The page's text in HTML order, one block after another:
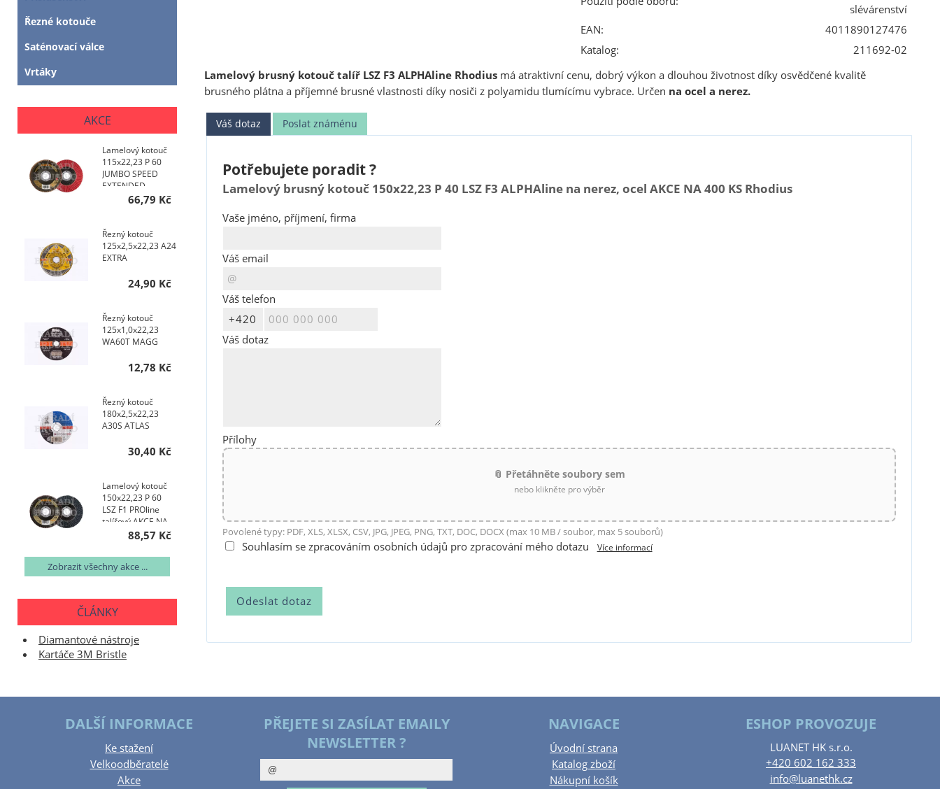
slévárenství
EAN:
4011890127476
Katalog:
211692-02
Lamelový brusný kotouč talíř LSZ F3 ALPHAline Rhodius má atraktivní cenu, dobrý výkon a dlouhou životnost díky osvědčené kvalitě
brusného plátna a příjemné brusné vlastnosti díky nosiči z polyamidu tlumícímu vybrace. Určen na ocel a nerez.
Váš dotaz Poslat známénu
Potřebujete poradit ?
Lamelový brusný kotouč 150x22,23 P 40 LSZ F3 ALPHAline na nerez, ocel AKCE NA 400 KS Rhodius
Vaše jméno, příjmení, firma
Váš email
Váš telefon
Váš dotaz
Přílohy
📎 Přetáhněte soubory sem
nebo klikněte pro výběr
Povolené typy: PDF, XLS, XLSX, CSV, JPG, JPEG, PNG, TXT, DOC, DOCX (max 10 MB / soubor, max 5 souborů)
Souhlasím se zpracováním osobních údajů pro zpracování mého dotazu Více informací
Řezné kotouče
Saténovací válce
Vrtáky
AKCE
Lamelový kotouč
115x22,23 P 60
JUMBO SPEED
EXTENDED
TOPline talířový
66,79 Kč
Řezný kotouč
125x2,5x22,23 A24
EXTRA
24,90 Kč
Řezný kotouč
125x1,0x22,23
WA60T MAGG
12,78 Kč
Řezný kotouč
180x2,5x22,23
A30S ATLAS
30,40 Kč
Lamelový kotouč
150x22,23 P 60
LSZ F1 PROline
talířový AKCE NA
88,57 Kč
Zobrazit všechny akce ...
ČLÁNKY
Diamantové nástroje
Kartáče 3M Bristle
DALŠÍ INFORMACE
Ke stažení
Velkoodběratelé
Akce
PŘEJETE SI ZASÍLAT EMAILY
NEWSLETTER ?
NAVIGACE
Úvodní strana
Katalog zboží
Nákupní košík
ESHOP PROVOZUJE
LUANET HK s.r.o.
+420 602 162 333
info@luanethk.cz